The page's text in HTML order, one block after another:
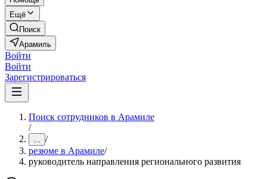
Ещё
Поиск
Арамиль
Войти
Войти
Зарегистрироваться
Поиск сотрудников в Арамиле
/
... /
резюме в Арамиле/
руководитель направления регионального развития